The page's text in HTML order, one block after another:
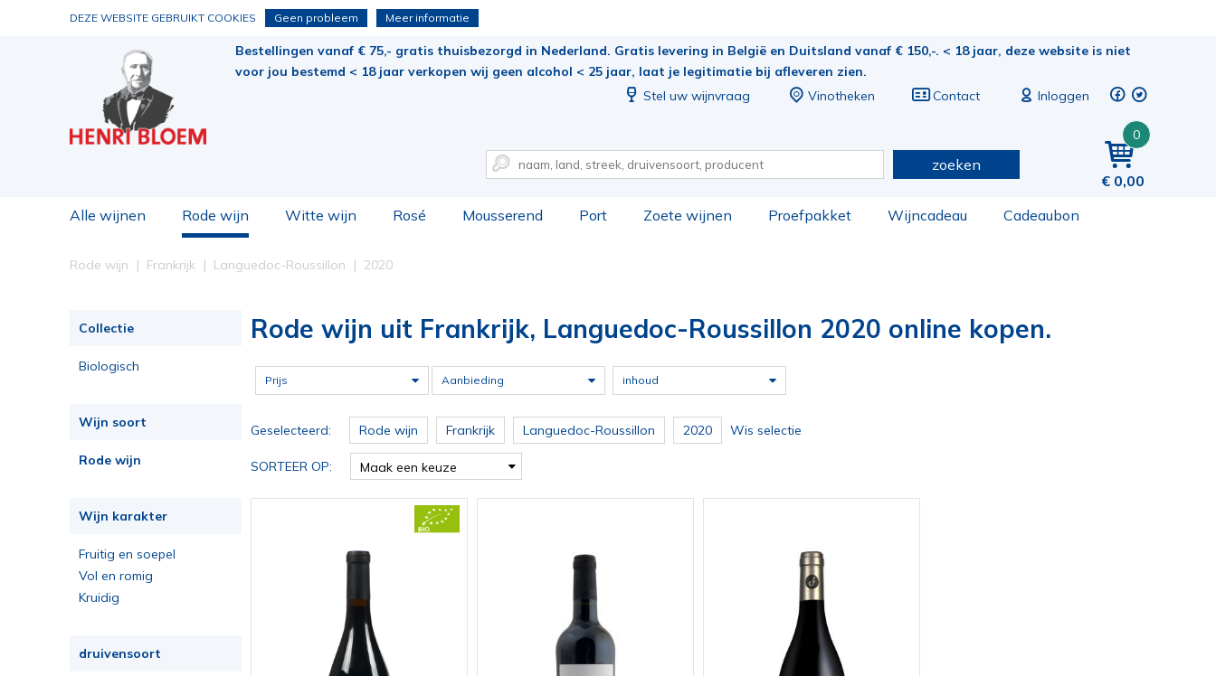
DEZE WEBSITE GEBRUIKT COOKIES Geen probleem Meer informatie
Bestellingen vanaf € 75,- gratis thuisbezorgd in Nederland. Gratis levering in België en Duitsland vanaf € 150,-. < 18 jaar, deze website is niet
voor jou bestemd < 18 jaar verkopen wij geen alcohol < 25 jaar, laat je legitimatie bij afleveren zien.
Stel uw wijnvraag
Vinotheken Contact Inloggen
0
0,00
zoeken
Alle wijnen Rode wijn Witte wijn Rosé Mousserend Port Zoete wijnen Proefpakket Wijncadeau Cadeaubon
Rode wijn Frankrijk Languedoc-Roussillon 2020
Collectie
Biologisch
Wijn soort
Rode wijn
Wijn karakter
Fruitig en soepel
Vol en romig
Kruidig
druivensoort
Rode wijn uit Frankrijk, Languedoc-Roussillon 2020 online kopen.
Prijs Aanbieding inhoud
Geselecteerd: Rode wijn Frankrijk Languedoc-Roussillon 2020 Wis selectie
SORTEER OP: Maak een keuze